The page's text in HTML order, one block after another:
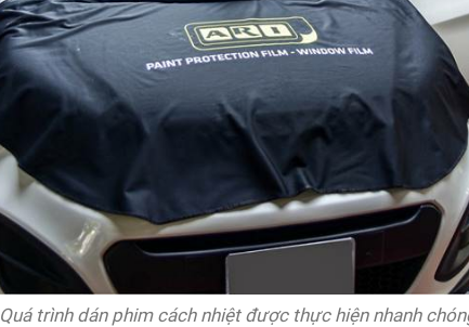
Quá trình dán phim cách nhiệt được thực hiện nhanh